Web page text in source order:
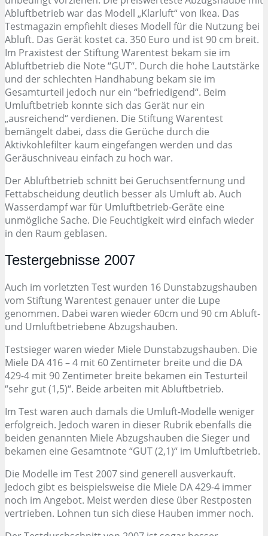
Abluftbetrieb war das Modell „Klarluft“ von Ikea. Das
Testmagazin empfiehlt dieses Modell für die Nutzung bei
Abluft. Das Gerät kostet ca. 350 Euro und ist 90 cm breit.
Im Praxistest der Stiftung Warentest bekam sie im
Abluftbetrieb die Note “GUT“. Durch die hohe Lautstärke
und der schlechten Handhabung bekam sie im
Gesamturteil jedoch nur ein “befriedigend“. Beim
Umluftbetrieb konnte sich das Gerät nur ein
„ausreichend“ verdienen. Die Stiftung Warentest
bemängelt dabei, dass die Gerüche durch die
Aktivkohlefilter kaum eingefangen werden und das
Geräuschniveau einfach zu hoch war.
Der Abluftbetrieb schnitt bei Geruchsentfernung und
Fettabscheidung deutlich besser als Umluft ab. Auch
Wasserdampf war für Umluftbetrieb-Geräte eine
unmögliche Sache. Die Feuchtigkeit wird einfach wieder
in den Raum geblasen.
Testergebnisse 2007
Auch im vorletzten Test wurden 16 Dunstabzugshauben
vom Stiftung Warentest genauer unter die Lupe
genommen. Dabei waren wieder 60cm und 90 cm Abluft-
und Umluftbetriebene Abzugshauben.
Testsieger waren wieder Miele Dunstabzugshauben. Die
Miele DA 416 – 4 mit 60 Zentimeter breite und die DA
429-4 mit 90 Zentimeter breite bekamen ein Testurteil
“sehr gut (1,5)“. Beide arbeiten mit Abluftbetrieb.
Im Test waren auch damals die Umluft-Modelle weniger
erfolgreich. Jedoch waren in dieser Rubrik ebenfalls die
beiden genannten Miele Abzugshauben die Sieger und
bekamen eine Gesamtnote “GUT (2,1)“ im Umluftbetrieb.
Die Modelle im Test 2007 sind generell ausverkauft.
Jedoch gibt es beispielsweise die Miele DA 429-4 immer
noch im Angebot. Meist werden diese über Restposten
vertrieben. Lohnen tun sich diese Hauben immer noch.